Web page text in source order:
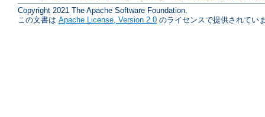
Copyright 2021 The Apache Software Foundation.
この文書は Apache License, Version 2.0 のライセンスで提供されてい